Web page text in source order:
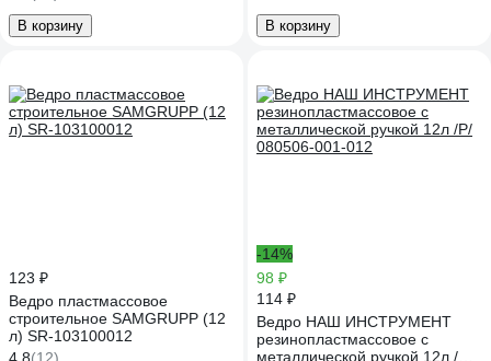
В корзину В корзину
123 ₽
Ведро пластмассовое
строительное SAMGRUPP (12
л) SR-103100012
-14%
98 ₽
114 ₽
Ведро НАШ ИНСТРУМЕНТ
резинопластмассовое с
металлической ручкой 12л /Р/